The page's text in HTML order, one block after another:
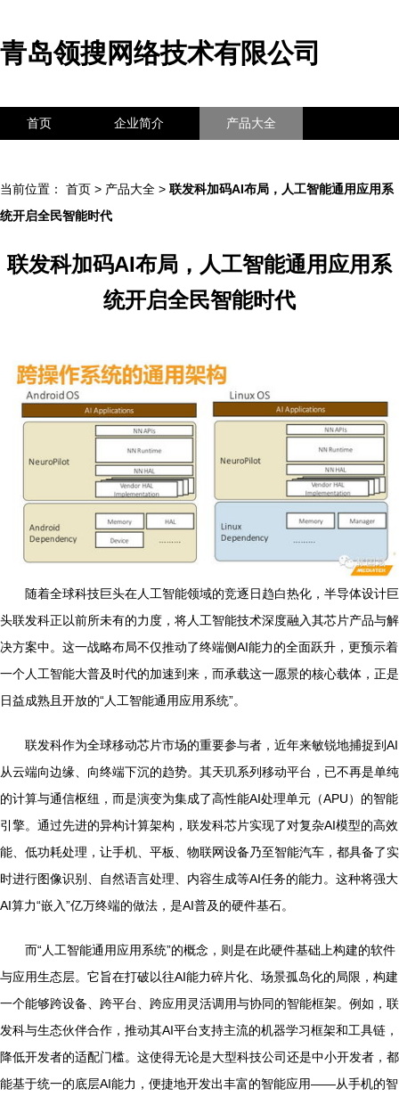
青岛领搜网络技术有限公司
首页 企业简介 产品大全
当前位置： 首页 > 产品大全 > 联发科加码AI布局，人工智能通用应用系
统开启全民智能时代
联发科加码AI布局，人工智能通用应用系
统开启全民智能时代
随着全球科技巨头在人工智能领域的竞逐日趋白热化，半导体设计巨
头联发科正以前所未有的力度，将人工智能技术深度融入其芯片产品与解
决方案中。这一战略布局不仅推动了终端侧AI能力的全面跃升，更预示着
一个人工智能大普及时代的加速到来，而承载这一愿景的核心载体，正是
日益成熟且开放的“人工智能通用应用系统”。
联发科作为全球移动芯片市场的重要参与者，近年来敏锐地捕捉到AI
从云端向边缘、向终端下沉的趋势。其天玑系列移动平台，已不再是单纯
的计算与通信枢纽，而是演变为集成了高性能AI处理单元（APU）的智能
引擎。通过先进的异构计算架构，联发科芯片实现了对复杂AI模型的高效
能、低功耗处理，让手机、平板、物联网设备乃至智能汽车，都具备了实
时进行图像识别、自然语言处理、内容生成等AI任务的能力。这种将强大
AI算力“嵌入”亿万终端的做法，是AI普及的硬件基石。
而“人工智能通用应用系统”的概念，则是在此硬件基础上构建的软件
与应用生态层。它旨在打破以往AI能力碎片化、场景孤岛化的局限，构建
一个能够跨设备、跨平台、跨应用灵活调用与协同的智能框架。例如，联
发科与生态伙伴合作，推动其AI平台支持主流的机器学习框架和工具链，
降低开发者的适配门槛。这使得无论是大型科技公司还是中小开发者，都
能基于统一的底层AI能力，便捷地开发出丰富的智能应用——从手机的智